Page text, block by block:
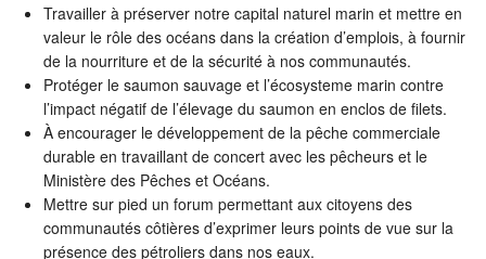
Travailler à préserver notre capital naturel marin et mettre en
valeur le rôle des océans dans la création d’emplois, à fournir
de la nourriture et de la sécurité à nos communautés.
Protéger le saumon sauvage et l’écosysteme marin contre
l’impact négatif de l’élevage du saumon en enclos de filets.
À encourager le développement de la pêche commerciale
durable en travaillant de concert avec les pêcheurs et le
Ministère des Pêches et Océans.
Mettre sur pied un forum permettant aux citoyens des
communautés côtières d’exprimer leurs points de vue sur la
présence des pétroliers dans nos eaux.